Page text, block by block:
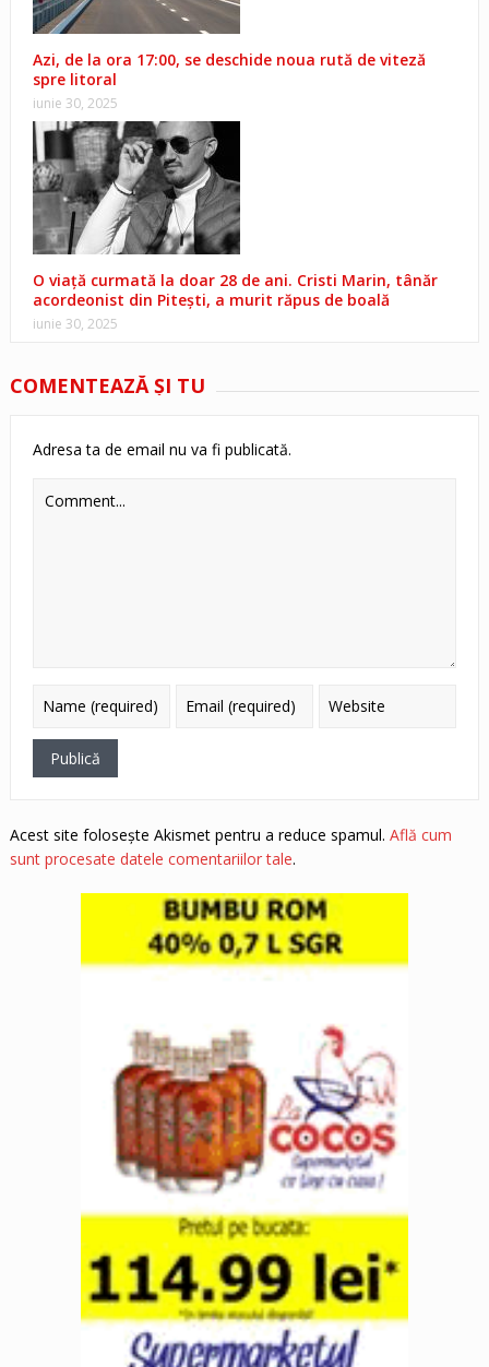
Azi, de la ora 17:00, se deschide noua rută de viteză
spre litoral
iunie 30, 2025
O viață curmată la doar 28 de ani. Cristi Marin, tânăr
acordeonist din Pitești, a murit răpus de boală
iunie 30, 2025
COMENTEAZĂ ŞI TU
Adresa ta de email nu va fi publicată.
Acest site folosește Akismet pentru a reduce spamul. Află cum
sunt procesate datele comentariilor tale.